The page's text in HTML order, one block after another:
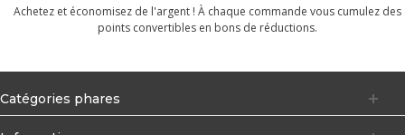
Achetez et économisez de l'argent ! À chaque commande vous cumulez des
points convertibles en bons de réductions.
Catégories phares